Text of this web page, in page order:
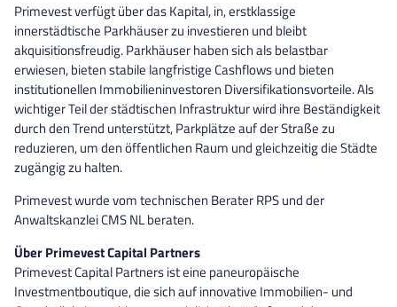
Primevest verfügt über das Kapital, in, erstklassige
innerstädtische Parkhäuser zu investieren und bleibt
akquisitionsfreudig. Parkhäuser haben sich als belastbar
erwiesen, bieten stabile langfristige Cashflows und bieten
institutionellen Immobilieninvestoren Diversifikationsvorteile. Als
wichtiger Teil der städtischen Infrastruktur wird ihre Beständigkeit
durch den Trend unterstützt, Parkplätze auf der Straße zu
reduzieren, um den öffentlichen Raum und gleichzeitig die Städte
zugängig zu halten.
Primevest wurde vom technischen Berater RPS und der
Anwaltskanzlei CMS NL beraten.
Über Primevest Capital Partners
Primevest Capital Partners ist eine paneuropäische
Investmentboutique, die sich auf innovative Immobilien- und